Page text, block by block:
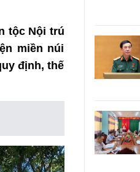
tộc Nội trú
miền núi
định, thế